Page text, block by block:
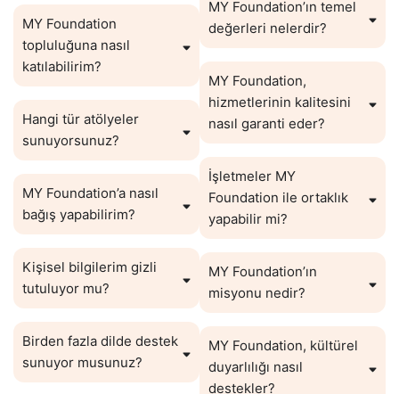
MY Foundation
topluluğuna nasıl
katılabilirim?
Hangi tür atölyeler
sunuyorsunuz?
MY Foundation’a nasıl
bağış yapabilirim?
Kişisel bilgilerim gizli
tutuluyor mu?
Birden fazla dilde destek
sunuyor musunuz?
MY Foundation’ın temel
değerleri nelerdir?
MY Foundation,
hizmetlerinin kalitesini
nasıl garanti eder?
İşletmeler MY
Foundation ile ortaklık
yapabilir mi?
MY Foundation’ın
misyonu nedir?
MY Foundation, kültürel
duyarlılığı nasıl
destekler?